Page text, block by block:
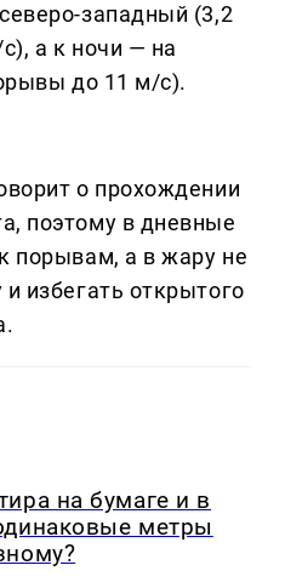
западный (3,2
а к ночи — на
до 11 м/с).
о прохождении
поэтому в дневные
порывам, а в жару не
избегать открытого
на бумаге и в
метры